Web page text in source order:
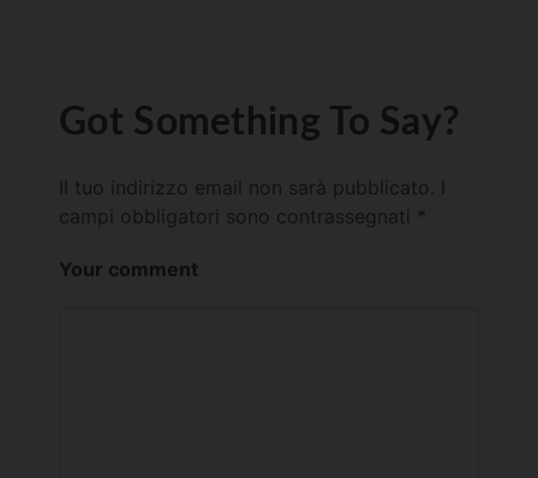
Got Something To Say?
Il tuo indirizzo email non sarà pubblicato.
campi obbligatori sono contrassegnati *
Your comment